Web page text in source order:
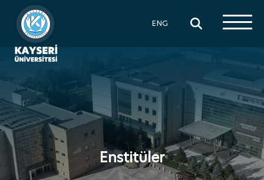
ENG ×
Enstitüler